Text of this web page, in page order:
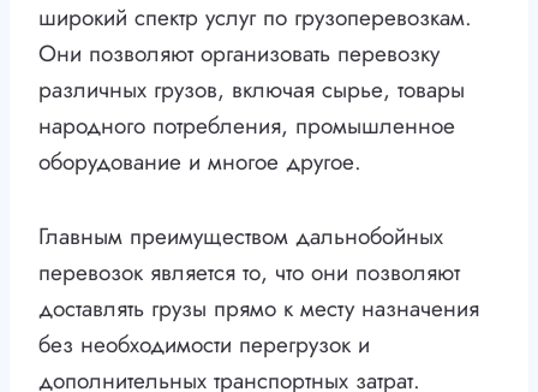
широкий спектр услуг по грузоперевозкам.
Они позволяют организовать перевозку
различных грузов, включая сырье, товары
народного потребления, промышленное
оборудование и многое другое.
Главным преимуществом дальнобойных
перевозок является то, что они позволяют
доставлять грузы прямо к месту назначения
без необходимости перегрузок и
дополнительных транспортных затрат.